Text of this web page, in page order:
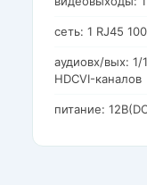
сеть: 1 RJ45
аудиовх/вых: 1/
HDCVI-каналов
питание: